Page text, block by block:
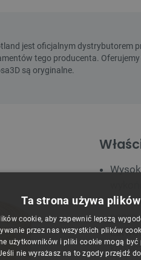
Ta strona używa
cookie, aby zapewnić lepszą
przez nas wszystkich plików
użytkowników i pliki cookie mogą
nie wyrażasz na to zgody przejdź